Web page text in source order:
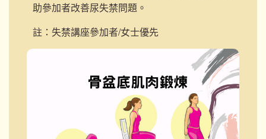
助參加者改善尿失禁問題。
註：失禁講座參加者/女士優先